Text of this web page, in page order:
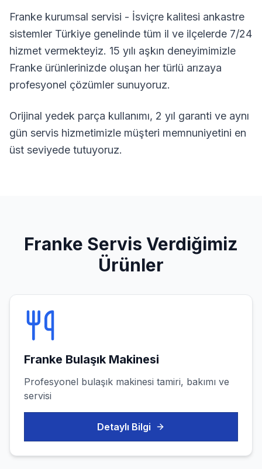
Franke kurumsal servisi - İsviçre kalitesi ankastre
sistemler Türkiye genelinde tüm il ve ilçelerde 7/24
hizmet vermekteyiz. 15 yılı aşkın deneyimimizle
Franke ürünlerinizde oluşan her türlü arızaya
profesyonel çözümler sunuyoruz.
Orijinal yedek parça kullanımı, 2 yıl garanti ve aynı
gün servis hizmetimizle müşteri memnuniyetini en
üst seviyede tutuyoruz.
Franke Servis Verdiğimiz
Ürünler
Franke Bulaşık Makinesi
Profesyonel bulaşık makinesi tamiri, bakımı ve
servisi
Detaylı Bilgi